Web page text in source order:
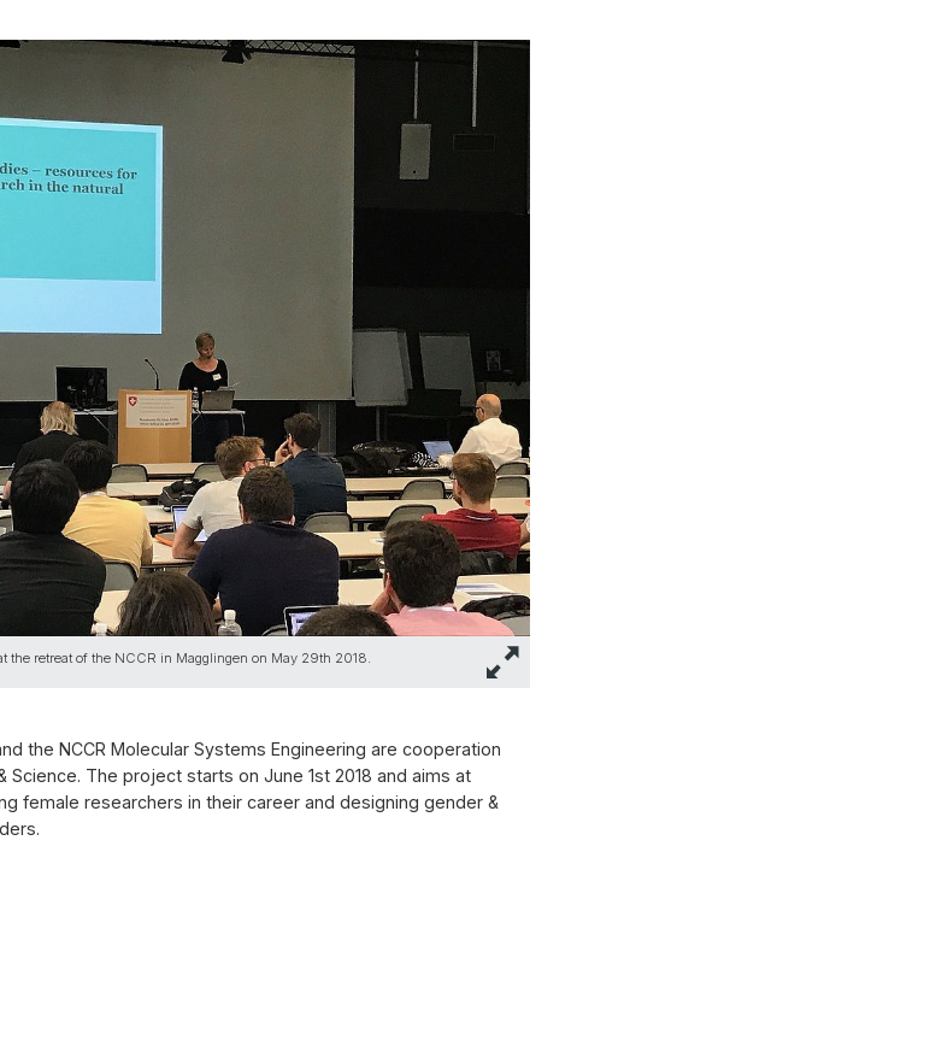
the retreat of the NCCR in Magglingen on May 29th 2018.
the NCCR Molecular Systems Engineering are cooperation
Science. The project starts on June 1st 2018 and aims at
female researchers in their career and designing gender &